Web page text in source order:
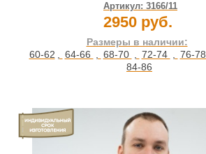
Артикул: 3166/11
2950 руб.
Размеры в наличии:
60-62 , 64-66 , 68-70 , 72-74 , 76-78
84-86